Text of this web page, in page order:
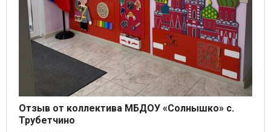
Отзыв от коллектива МБДОУ «Солнышко» с.
Трубетчино